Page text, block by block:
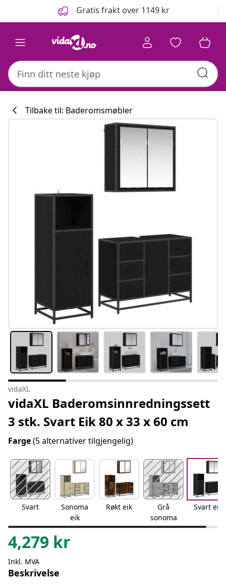
Gratis frakt over 1149 kr
Tilbake til: Baderomsmøbler
vidaXL
vidaXL Baderomsinnredningssett
3 stk. Svart Eik 80 x 33 x 60 cm
Farge(5 alternativer tilgjengelig)
Svart
Sonoma
eik
Røkt eik
Grå
sonoma
Svart eik
4,279 kr
Inkl. MVA
Beskrivelse